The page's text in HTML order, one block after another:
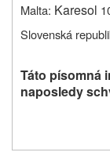
Malta: Karesol
Slovenská
Táto písomná
naposledy